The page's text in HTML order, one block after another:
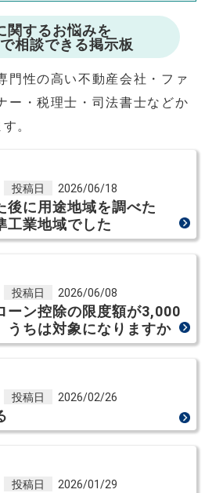
関するお悩みを
相談できる掲示板
門性の高い不動産会社・ファ
ー・税理士・司法書士などか
。
投稿日 2026/06/18
後に用途地域を調べた
工業地域でした
投稿日 2026/06/08
ーン控除の限度額が3,000
うちは対象になりますか
投稿日 2026/02/26
投稿日 2026/01/29